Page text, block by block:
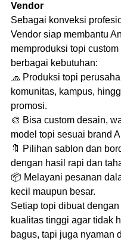
Vendor
Sebagai konveksi
Vendor siap membantu
memproduksi topi custom
berbagai kebutuhan:
🧢 Produksi topi
komunitas, kampus,
promosi.
🎨 Bisa custom desain,
model topi sesuai brand
🔖 Pilihan sablon dan
dengan hasil rapi dan
📦 Melayani pesanan
kecil maupun besar.
Setiap topi dibuat
kualitas tinggi agar tidak
bagus, tapi juga nyaman